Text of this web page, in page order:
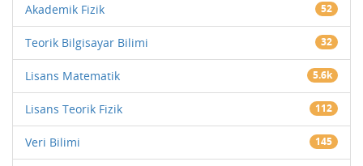
Akademik Fizik 52
Teorik Bilgisayar Bilimi 32
Lisans Matematik 5.6k
Lisans Teorik Fizik 112
Veri Bilimi 145